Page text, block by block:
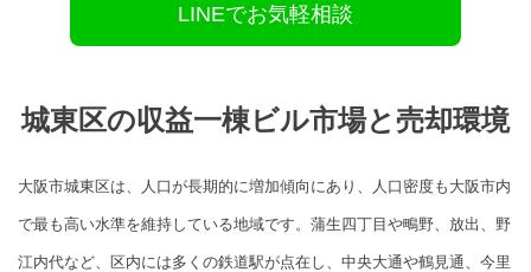
LINEでお気軽相談
城東区の収益一棟ビル市場と売却環境
大阪市城東区は、人口が長期的に増加傾向にあり、人口密度も大阪市内
で最も高い水準を維持している地域です。蒲生四丁目や鴫野、放出、野
江内代など、区内には多くの鉄道駅が点在し、中央大通や鶴見通、今里